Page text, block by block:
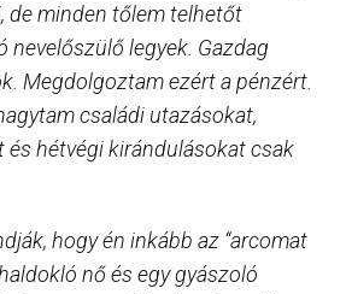
de minden tőlem telhetőt
nevelőszülő legyek. Gazdag
Megdolgoztam ezért a pénzért.
családi utazásokat,
és hétvégi kirándulásokat csak
hogy én inkább az “arcomat
nő és egy gyászoló